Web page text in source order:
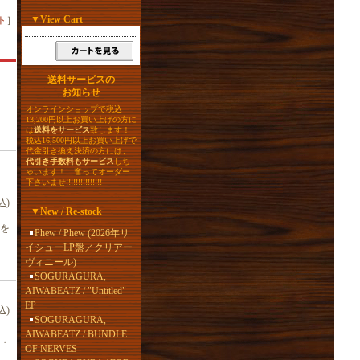
］
)
)
▼View Cart
送料サービスの
お知らせ
オンラインショップで税込
13,200円以上お買い上げの方に
は送料をサービス致します！
税込16,500円以上お買い上げで
代金引き換え決済の方には、
代引き手数料もサービスしち
ゃいます！ 奮ってオーダー
下さいませ!!!!!!!!!!!!!!!
▼New / Re-stock
Phew / Phew (2026年リ
イシューLP盤／クリアー
ヴィニール)
SOGURAGURA,
AIWABEATZ / "Untitled"
EP
SOGURAGURA,
AIWABEATZ / BUNDLE
OF NERVES